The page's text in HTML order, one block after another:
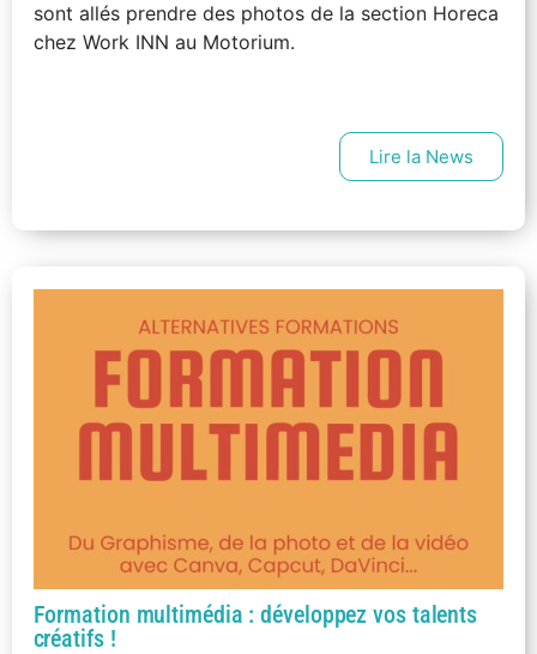
sont allés prendre des photos de la section Horeca
chez Work INN au Motorium.
Lire la News
Formation multimédia : développez vos talents
créatifs !